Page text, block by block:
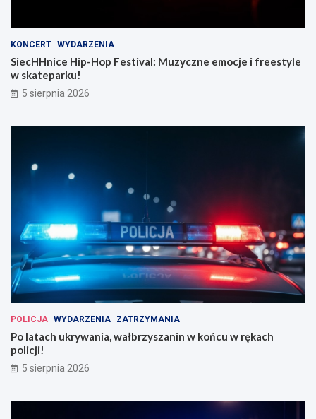
KONCERT WYDARZENIA
SiecHHnice Hip-Hop Festival: Muzyczne emocje i freestyle
w skateparku!
5 sierpnia 2026
POLICJA WYDARZENIA ZATRZYMANIA
Po latach ukrywania, wałbrzyszanin w końcu w rękach
policji!
5 sierpnia 2026